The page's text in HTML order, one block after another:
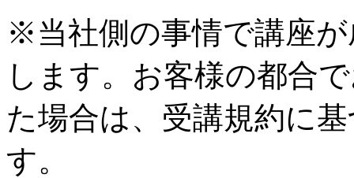
※当社側の事情で講座
します。お客様の都合
た場合は、受講規約に
す。